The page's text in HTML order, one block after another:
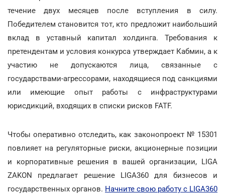
течение двух месяцев после вступления в силу.
Победителем становится тот, кто предложит наибольший
вклад в уставный капитал холдинга. Требования к
претендентам и условия конкурса утверждает Кабмин, а к
участию не допускаются лица, связанные с
государствами-агрессорами, находящиеся под санкциями
или имеющие опыт работы с инфраструктурами
юрисдикций, входящих в списки рисков FATF.
Чтобы оперативно отследить, как законопроект № 15301
повлияет на регуляторные риски, акционерные позиции
и корпоративные решения в вашей организации, LIGA
ZAKON предлагает решение LIGA360 для бизнесов и
государственных органов. Начните свою работу с LIGA360